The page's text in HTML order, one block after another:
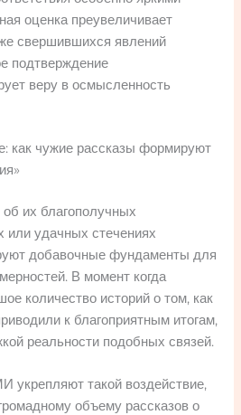
оценка преувеличивает
свершившихся явлений
подтверждение
веру в осмысленность
как чужие рассказы формируют
их благополучных
или удачных стечениях
добавочные фундаменты для
В момент когда
количество историй о том, как
к благоприятным итогам,
реальности подобных связей.
укрепляют такой воздействие,
объему рассказов о